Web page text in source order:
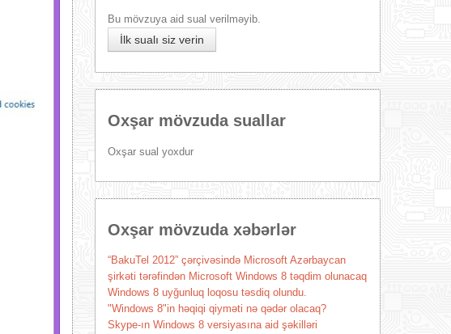
Bu mövzuya aid sual verilməyib.
İlk sualı siz verin
Oxşar mövzuda suallar
Oxşar sual yoxdur
Oxşar mövzuda xəbərlər
“BakuTel 2012” çərçivəsində Microsoft Azərbaycan
şirkəti tərəfindən Microsoft Windows 8 təqdim olunacaq
Windows 8 uyğunluq loqosu təsdiq olundu.
"Windows 8"in həqiqi qiyməti nə qədər olacaq?
Skype-ın Windows 8 versiyasına aid şəkilləri